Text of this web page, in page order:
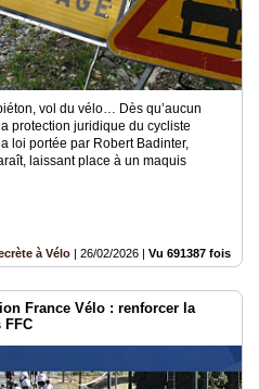
vol du vélo… Dès qu’aucun
protection juridique du cycliste
loi portée par Robert Badinter,
laissant place à un maquis
à Vélo | 26/02/2026 | Vu 691387 fois
France Vélo : renforcer la
FFC